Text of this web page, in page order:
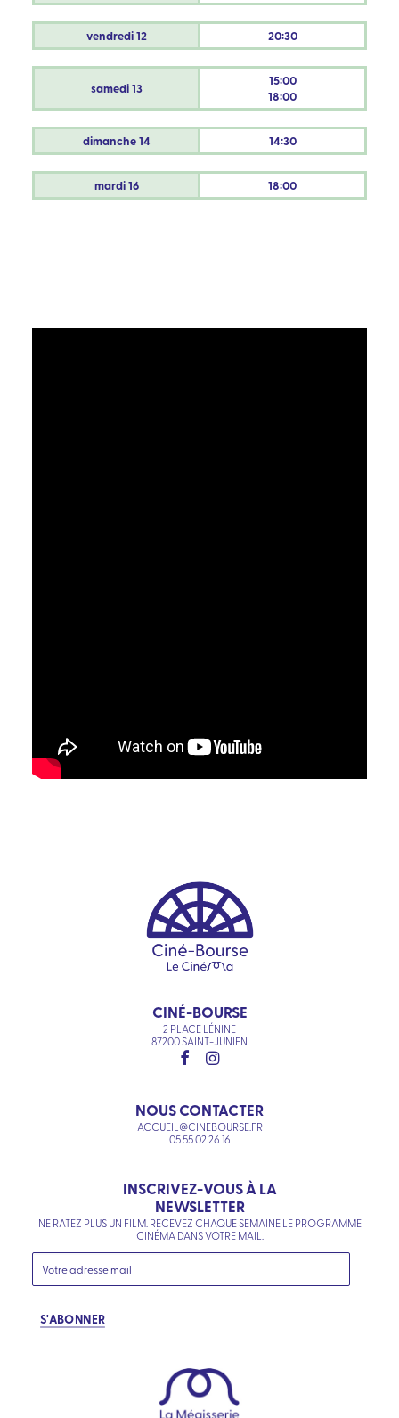
vendredi12 20:30
samedi13
15:00
18:00
dimanche14 14:30
mardi16 18:00
CINÉ-BOURSE
2 PLACE LÉNINE
87200 SAINT-JUNIEN
NOUS CONTACTER
ACCUEIL@CINEBOURSE.FR
05 55 02 26 16
INSCRIVEZ-VOUS À LA
NEWSLETTER
NE RATEZ PLUS UN FILM. RECEVEZ CHAQUE SEMAINE LE PROGRAMME
CINÉMA DANS VOTRE MAIL.
S'ABONNER